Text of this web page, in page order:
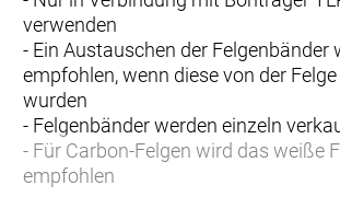
verwenden
- Ein Austauschen der Felgenbänder
empfohlen, wenn diese von der
wurden
- Felgenbänder werden einzeln
- Für Carbon-Felgen wird das weiße
empfohlen